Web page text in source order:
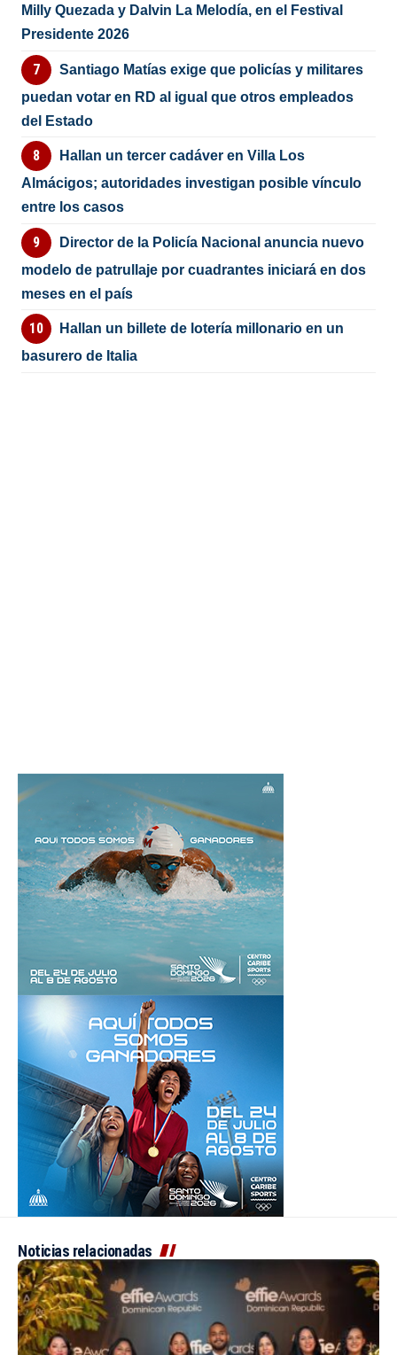
Milly Quezada y Dalvin La Melodía, en el Festival
Presidente 2026
Santiago Matías exige que policías y militares
puedan votar en RD al igual que otros empleados
del Estado
Hallan un tercer cadáver en Villa Los
Almácigos; autoridades investigan posible vínculo
entre los casos
Director de la Policía Nacional anuncia nuevo
modelo de patrullaje por cuadrantes iniciará en dos
meses en el país
Hallan un billete de lotería millonario en un
basurero de Italia
Noticias relacionadas